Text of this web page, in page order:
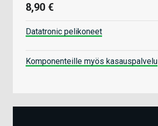
8,90 €
Datatronic pelikoneet
Komponenteille myös kasauspalvelu